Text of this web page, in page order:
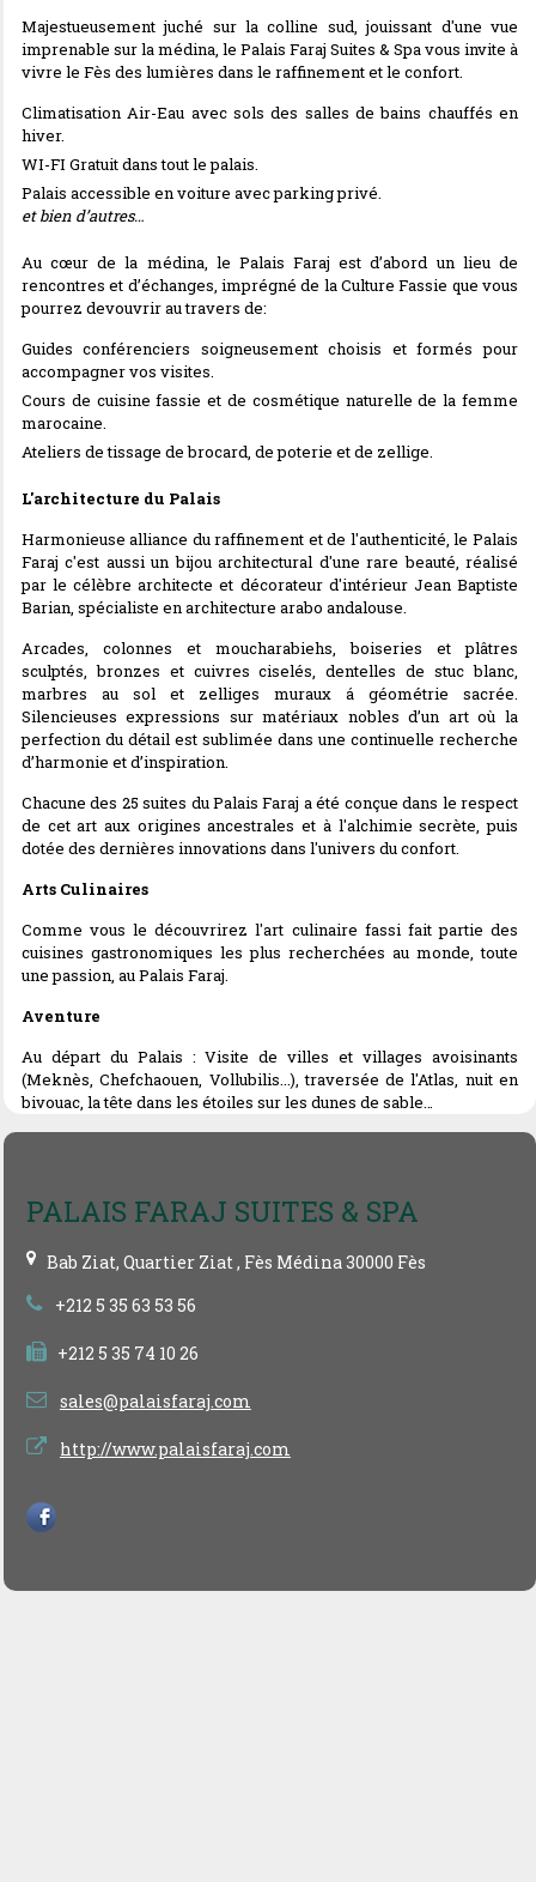
Majestueusement juché sur la colline sud, jouissant d'une vue
imprenable sur la médina, le Palais Faraj Suites & Spa vous invite à
vivre le Fès des lumières dans le raffinement et le confort.
Climatisation Air-Eau avec sols des salles de bains chauffés en
hiver.
WI-FI Gratuit dans tout le palais.
Palais accessible en voiture avec parking privé.
et bien d’autres…
Au cœur de la médina, le Palais Faraj est d’abord un lieu de
rencontres et d’échanges, imprégné de la Culture Fassie que vous
pourrez devouvrir au travers de:
Guides conférenciers soigneusement choisis et formés pour
accompagner vos visites.
Cours de cuisine fassie et de cosmétique naturelle de la femme
marocaine.
Ateliers de tissage de brocard, de poterie et de zellige.
L'architecture du Palais
Harmonieuse alliance du raffinement et de l'authenticité, le Palais
Faraj c'est aussi un bijou architectural d'une rare beauté, réalisé
par le célèbre architecte et décorateur d'intérieur Jean Baptiste
Barian, spécialiste en architecture arabo andalouse.
Arcades, colonnes et moucharabiehs, boiseries et plâtres
sculptés, bronzes et cuivres ciselés, dentelles de stuc blanc,
marbres au sol et zelliges muraux á géométrie sacrée.
Silencieuses expressions sur matériaux nobles d’un art où la
perfection du détail est sublimée dans une continuelle recherche
d’harmonie et d’inspiration.
Chacune des 25 suites du Palais Faraj a été conçue dans le respect
de cet art aux origines ancestrales et à l'alchimie secrète, puis
dotée des dernières innovations dans l'univers du confort.
Arts Culinaires
Comme vous le découvrirez l'art culinaire fassi fait partie des
cuisines gastronomiques les plus recherchées au monde, toute
une passion, au Palais Faraj.
Aventure
Au départ du Palais : Visite de villes et villages avoisinants
(Meknès, Chefchaouen, Vollubilis...), traversée de l'Atlas, nuit en
bivouac, la tête dans les étoiles sur les dunes de sable…
PALAIS FARAJ SUITES & SPA
Bab Ziat, Quartier Ziat , Fès Médina 30000 Fès
+212 5 35 63 53 56
+212 5 35 74 10 26
sales@palaisfaraj.com
http://www.palaisfaraj.com